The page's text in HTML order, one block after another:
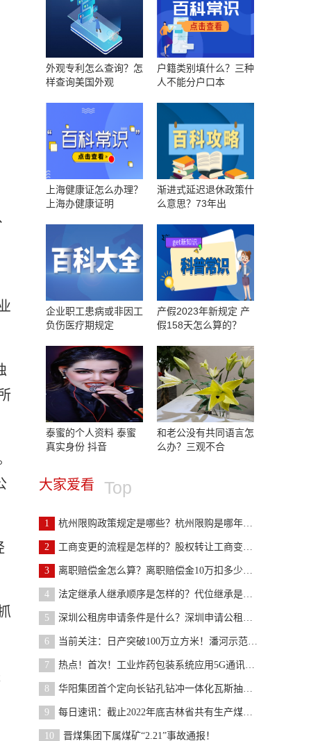
外观专利怎么查询？怎
样查询美国外观
户籍类别填什么？三种
人不能分户口本
上海健康证怎么办理？
上海办健康证明
渐进式延迟退休政策什
么意思？73年出
企业职工患病或非因工
负伤医疗期规定
产假2023年新规定 产
假158天怎么算的？
泰蜜的个人资料 泰蜜
真实身份 抖音
和老公没有共同语言怎
么办？三观不合
大家爱看 Top
1 杭州限购政策规定是哪些？杭州限购是哪年开始的？
2 工商变更的流程是怎样的？股权转让工商变更需要什么
3 离职赔偿金怎么算？离职赔偿金10万扣多少税？
4 法定继承人继承顺序是怎样的？代位继承是第一顺序继
5 深圳公租房申请条件是什么？深圳申请公租房流程详细
6 当前关注：日产突破100万立方米！潘河示范工程煤层
7 热点！首次！工业炸药包装系统应用5G通讯技术实现远
8 华阳集团首个定向长钻孔钻冲一体化瓦斯抽采工程完工
9 每日速讯：截止2022年底吉林省共有生产煤矿18处产能
10 晋煤集团下属煤矿“2.21”事故通报！